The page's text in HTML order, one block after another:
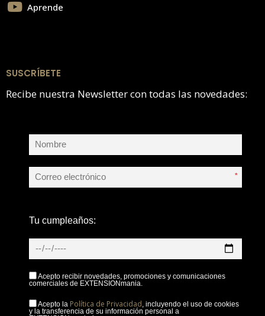
Aprende
SUSCRÍBETE
Recibe nuestra Newsletter con todas las novedades:
*
Tu cumpleaños:
Acepto recibir novedades, promociones y comunicaciones
comerciales de EXTENSIONmania.
Acepto la Política de Privacidad, incluyendo el uso de cookies
y la transferencia de su información personal a